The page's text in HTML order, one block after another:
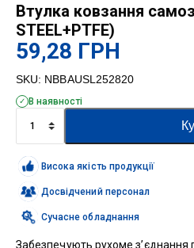
Втулка ковзання
STEEL+PTFE)
59,28 ГРН
SKU: NBBAUSL252820
В наявності
ковзання
самозмащувальна
STEEL+PTFE)
кількість
Висока якість продукції
Досвідчений персонал
Сучасне обладнання
Забезпечують рухоме з’єднання